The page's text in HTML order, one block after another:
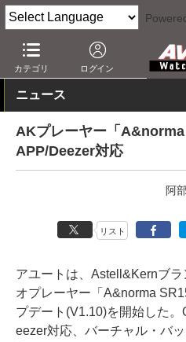
カテゴリ ログイン
AV Watch 製品 ポータブルオー
ニュース
AKプレーヤー「
APP/Deezer対応
阿
リスト
アユートは、Astell&Kernブ
オプレーヤー「A&norma
プデート(V1.10)を開始した
eezer対応、バーチャル・バ